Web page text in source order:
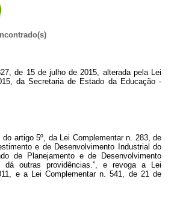
de 15 de julho de 2015, alterada pela Lei
da Secretaria de Estado da Educação -
artigo 5º, da Lei Complementar n. 283, de
e de Desenvolvimento Industrial do
de Planejamento e de Desenvolvimento
outras providências.”, e revoga a Lei
e a Lei Complementar n. 541, de 21 de